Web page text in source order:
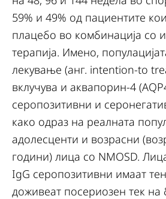
59% и 49% од пациентите
плацебо во комбинација со
терапија. Имено,
лекување (анг. intention-to
вклучува и аквапорин-4
серопозитивни и
како одраз на реалната
адолесценти и возрасни
години) лица со NMOSD.
IgG серопозитивни имаат
доживеат посериозен тек на